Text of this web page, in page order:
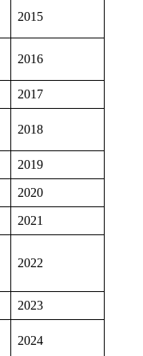
2015
2016
2017
2018
2019
2020
2021
2022
2023
2024